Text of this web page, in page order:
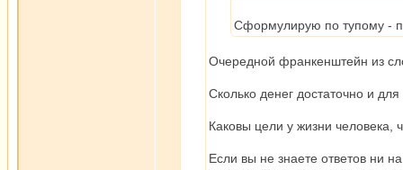
Сформулирую по тупому -
Очередной франкенштейн из
Сколько денег достаточно и для
Каковы цели у жизни человека,
Если вы не знаете ответов ни